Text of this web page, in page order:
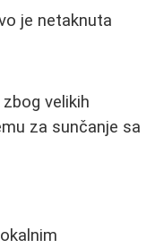
je netaknuta
velikih
za sunčanje sa